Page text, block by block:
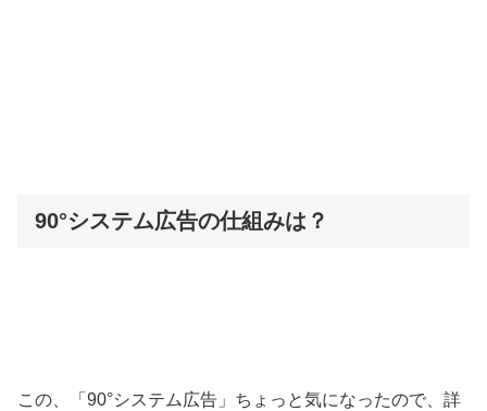
90°システム広告の仕組みは？
この、「90°システム広告」ちょっと気になったので、詳